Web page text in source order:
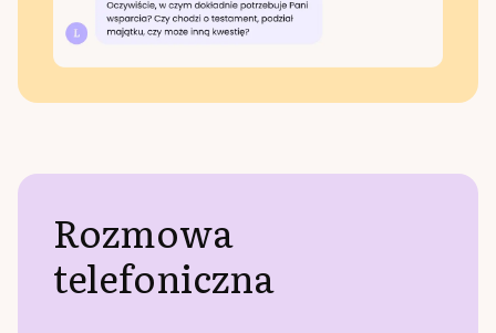
Rozmowa
telefoniczna